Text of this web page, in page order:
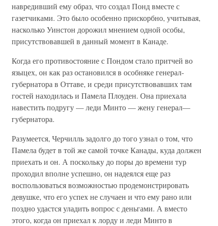
навредивший ему образ, что создал Понд вместе с
газетчиками. Это было особенно прискорбно, учитывая,
насколько Уинстон дорожил мнением одной особы,
присутствовавшей в данный момент в Канаде.
Когда его противостояние с Пондом стало притчей во
языцех, он как раз остановился в особняке генерал-
губернатора в Оттаве, и среди присутствовавших там
гостей находилась и Памела Плоуден. Она приехала
навестить подругу — леди Минто — жену генерал—
губернатора.
Разумеется, Черчилль задолго до того узнал о том, что
Памела будет в той же самой точке Канады, куда должен
приехать и он. А поскольку до поры до времени тур
проходил вполне успешно, он надеялся еще раз
воспользоваться возможностью продемонстрировать
девушке, что его успех не случаен и что ему рано или
поздно удастся уладить вопрос с деньгами. А вместо
этого, когда он приехал к лорду и леди Минто в